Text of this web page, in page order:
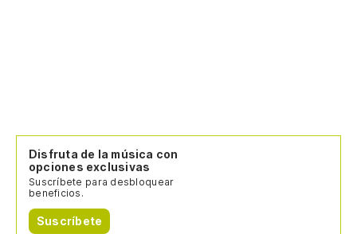
Disfruta de la música con
opciones exclusivas
Suscríbete para desbloquear
beneficios.
Suscríbete